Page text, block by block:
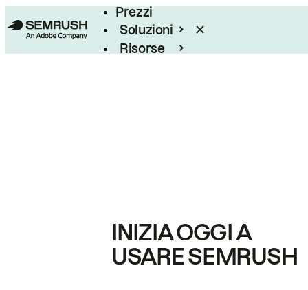
Prezzi
Soluzioni
Risorse
INIZIA OGGI A
USARE SEMRUSH